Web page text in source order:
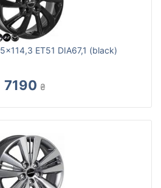
ET51 DIA67,1 (black)
7190 ₴